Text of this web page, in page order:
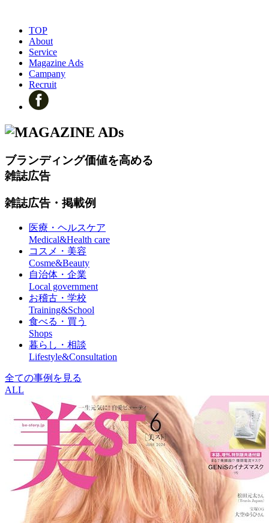
TOP
About
Service
Magazine Ads
Campany
Recruit
ブランディング価値を高める
雑誌広告
雑誌広告・掲載例
医療・ヘルスケア
Medical&Health care
コスメ・美容
Cosme&Beauty
自治体・企業
Local government
お稽古・学校
Training&School
食べる・買う
Shops
暮らし・相談
Lifestyle&Consultation
全ての事例を見る
ALL